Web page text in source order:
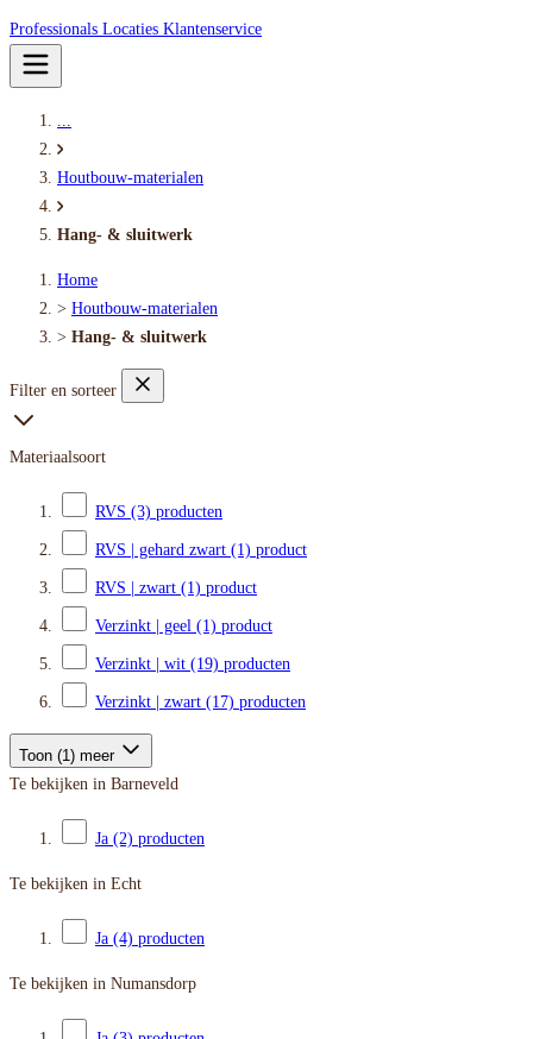
Professionals Locaties Klantenservice
...
Houtbouw-materialen
Hang- & sluitwerk
Home
> Houtbouw-materialen
> Hang- & sluitwerk
Filter en sorteer
Materiaalsoort
RVS (3) producten
RVS | gehard zwart (1) product
RVS | zwart (1) product
Verzinkt | geel (1) product
Verzinkt | wit (19) producten
Verzinkt | zwart (17) producten
Toon (1) meer
Te bekijken in Barneveld
Ja (2) producten
Te bekijken in Echt
Ja (4) producten
Te bekijken in Numansdorp